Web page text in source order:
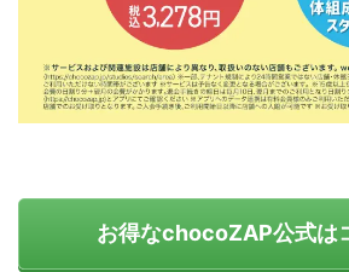
お得なchocoZAP公式は